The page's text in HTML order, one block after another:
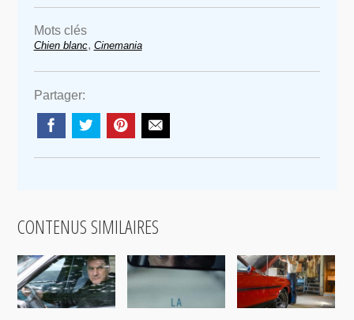
Mots clés
Chien blanc, Cinemania
Partager:
CONTENUS SIMILAIRES